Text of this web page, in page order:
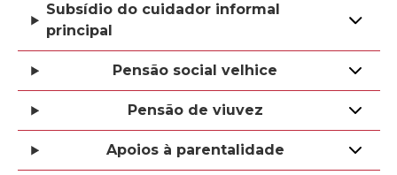
Subsídio do cuidador informal
principal
Pensão social velhice
Pensão de viuvez
Apoios à parentalidade